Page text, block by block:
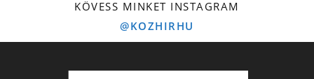
KÖVESS MINKET INSTAGRAM
@KOZHIRHU